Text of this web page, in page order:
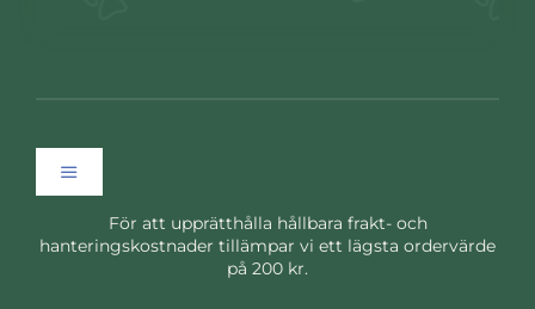
Toggle
HemFör att upprätthålla hållbara frakt- och
hanteringskostnader tillämpar vi ett lägsta ordervärde
på 200 kr.